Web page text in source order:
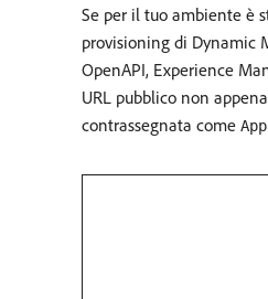
Se per il tuo ambiente è
provisioning di Dynamic
OpenAPI, Experience
URL pubblico non
contrassegnata come